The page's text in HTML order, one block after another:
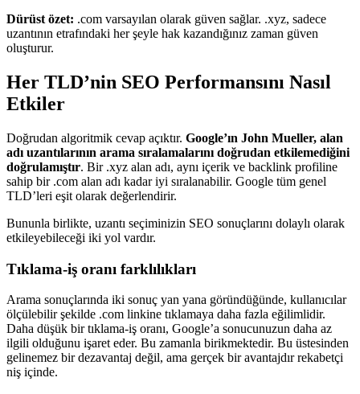
Dürüst özet: .com varsayılan olarak güven sağlar. .xyz, sadece
uzantının etrafındaki her şeyle hak kazandığınız zaman güven
oluşturur.
Her TLD’nin SEO Performansını Nasıl
Etkiler
Doğrudan algoritmik cevap açıktır. Google’ın John Mueller, alan
adı uzantılarının arama sıralamalarını doğrudan etkilemediğini
doğrulamıştır. Bir .xyz alan adı, aynı içerik ve backlink profiline
sahip bir .com alan adı kadar iyi sıralanabilir. Google tüm genel
TLD’leri eşit olarak değerlendirir.
Bununla birlikte, uzantı seçiminizin SEO sonuçlarını dolaylı olarak
etkileyebileceği iki yol vardır.
Tıklama-iş oranı farklılıkları
Arama sonuçlarında iki sonuç yan yana göründüğünde, kullanıcılar
ölçülebilir şekilde .com linkine tıklamaya daha fazla eğilimlidir.
Daha düşük bir tıklama-iş oranı, Google’a sonucunuzun daha az
ilgili olduğunu işaret eder. Bu zamanla birikmektedir. Bu üstesinden
gelinemez bir dezavantaj değil, ama gerçek bir avantajdır rekabetçi
niş içinde.